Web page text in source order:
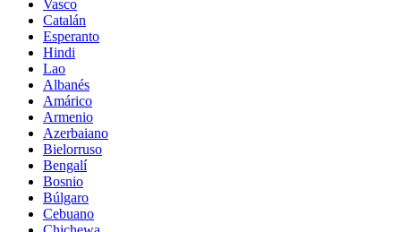
Vasco
Catalán
Esperanto
Hindi
Lao
Albanés
Amárico
Armenio
Azerbaiano
Bielorruso
Bengalí
Bosnio
Búlgaro
Cebuano